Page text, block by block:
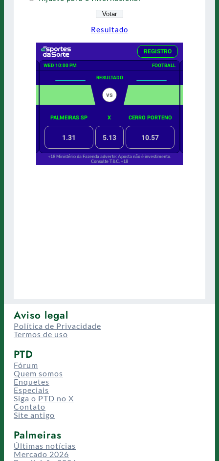
Resultado
Aviso legal
Política de Privacidade
Termos de uso
PTD
Fórum
Quem somos
Enquetes
Especiais
Siga o PTD no X
Contato
Site antigo
Palmeiras
Últimas notícias
Mercado 2026